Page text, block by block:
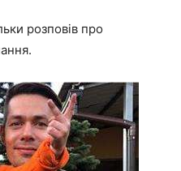
розповів про